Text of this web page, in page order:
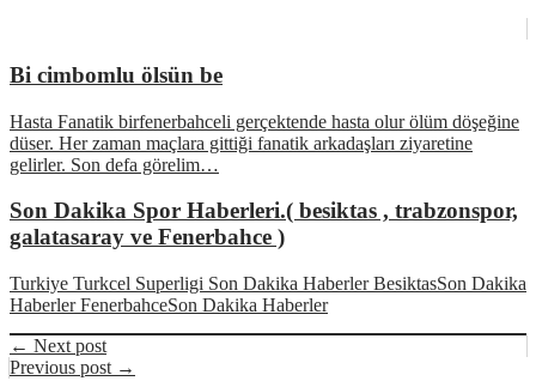
Bi cimbomlu ölsün be
Hasta Fanatik birfenerbahceli gerçektende hasta olur ölüm döşeğine
düser. Her zaman maçlara gittiği fanatik arkadaşları ziyaretine
gelirler. Son defa görelim…
Son Dakika Spor Haberleri.( besiktas , trabzonspor,
galatasaray ve Fenerbahce )
Turkiye Turkcel Superligi Son Dakika Haberler BesiktasSon Dakika
Haberler FenerbahceSon Dakika Haberler
← Next post
Previous post →